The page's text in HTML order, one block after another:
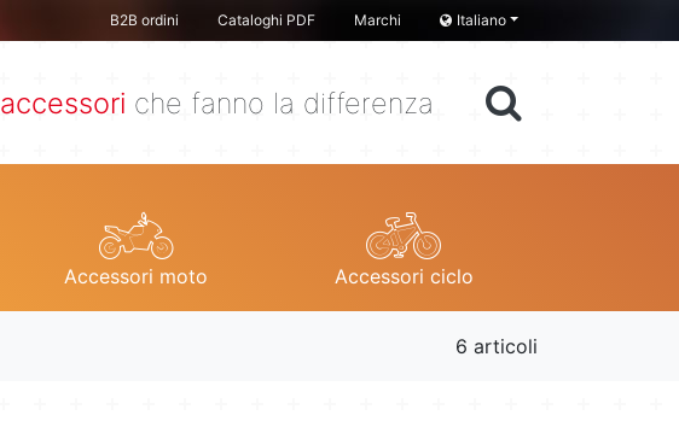
B2B ordini Cataloghi PDF Marchi Italiano
accessori che fanno la differenza
Accessori moto Accessori ciclo
6 articoli